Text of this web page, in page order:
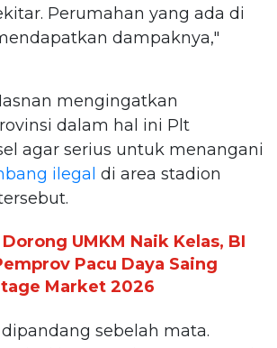
Perumahan yang ada di
dampaknya,"
mengingatkan
dalam hal ini Plt
agar serius untuk menangani
ilegal di area stadion
Dorong UMKM Naik Kelas, BI
Pacu Daya Saing
Market 2026
sebelah mata.